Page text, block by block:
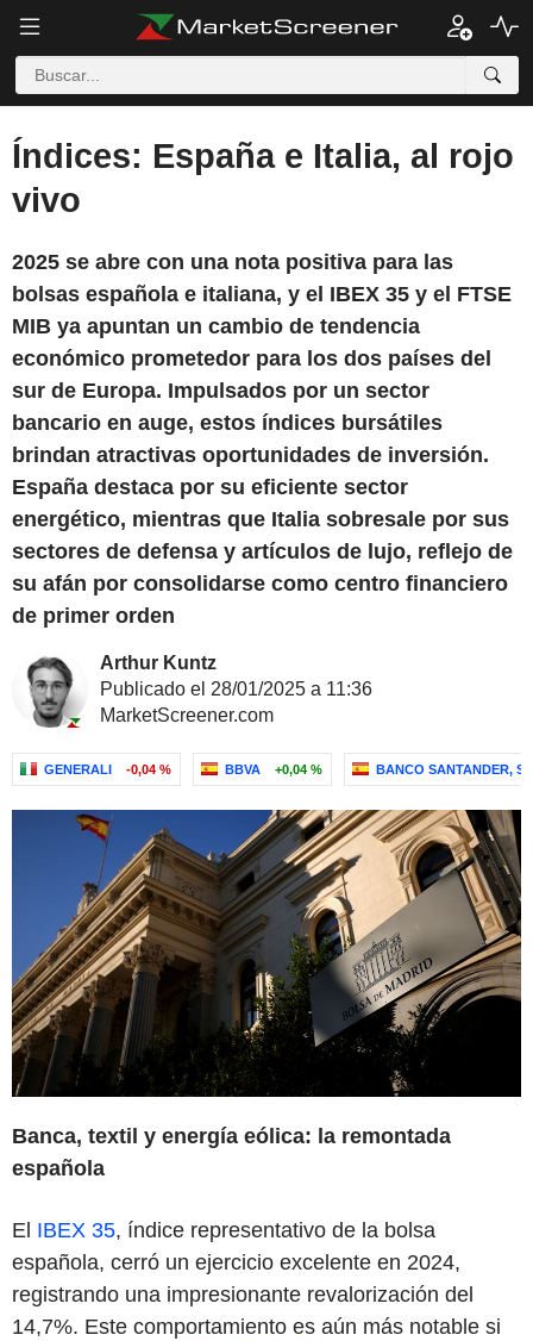
Índices: España e Italia, al rojo
vivo
2025 se abre con una nota positiva para las
bolsas española e italiana, y el IBEX 35 y el FTSE
MIB ya apuntan un cambio de tendencia
económico prometedor para los dos países del
sur de Europa. Impulsados por un sector
bancario en auge, estos índices bursátiles
brindan atractivas oportunidades de inversión.
España destaca por su eficiente sector
energético, mientras que Italia sobresale por sus
sectores de defensa y artículos de lujo, reflejo de
su afán por consolidarse como centro financiero
de primer orden
Arthur Kuntz
Publicado el 28/01/2025 a 11:36
MarketScreener.com
GENERALI -0,04 % BBVA +0,04 % BANCO SANTANDER,
Banca, textil y energía eólica: la remontada
española
El IBEX 35, índice representativo de la bolsa
española, cerró un ejercicio excelente en 2024,
registrando una impresionante revalorización del
14,7%. Este comportamiento es aún más notable si